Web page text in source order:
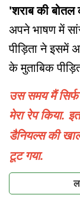
'शराब की बोतल
अपने भाषण में
पीड़िता ने इसमें
के मुताबिक
उस समय मैं
मेरा रेप किया.
डैनियल्स की
टूट गया.